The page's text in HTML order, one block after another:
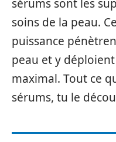
sérums sont les
soins de la peau.
puissance
peau et y
maximal. Tout ce
sérums, tu le